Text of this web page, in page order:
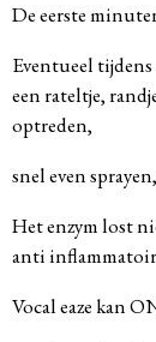
De eerste
Eventueel
een rateltje,
optreden,
snel even
Het enzym lost
anti
Vocal eaze kan